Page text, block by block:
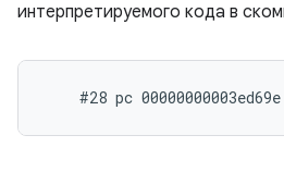
интерпретируемого кода в